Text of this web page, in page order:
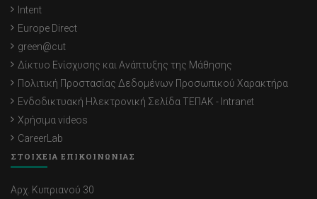
Intent
Europe Direct
green@cut
Δίκτυο Ενίσχυσης και Ανάπτυξης της Μάθησης
Πολιτική Προστασίας Δεδομένων Προσωπικού Χαρακτήρα
Ενδοδικτυακή Ηλεκτρονική Σελίδα ΤΕΠΑΚ - Intranet
Χρήσιμα videos
CareerLab
ΣΤΟΙΧΕΙΑ ΕΠΙΚΟΙΝΩΝΙΑΣ
Αρχ. Κυπριανού 30